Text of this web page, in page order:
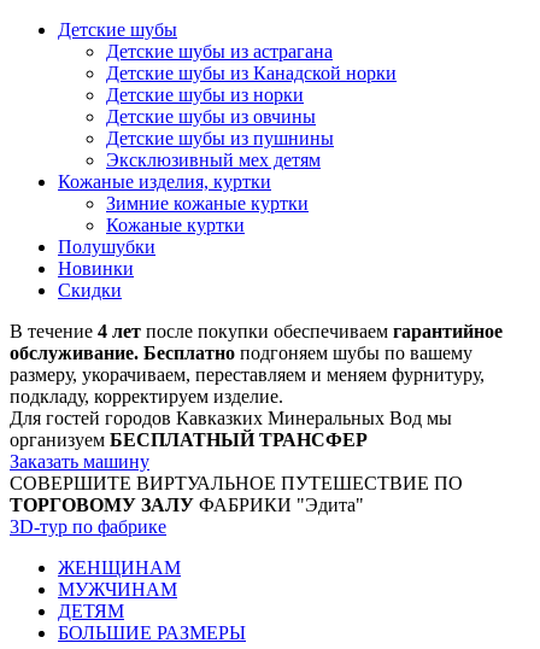
Детские шубы
Детские шубы из астрагана
Детские шубы из Канадской норки
Детские шубы из норки
Детские шубы из овчины
Детские шубы из пушнины
Эксклюзивный мех детям
Кожаные изделия, куртки
Зимние кожаные куртки
Кожаные куртки
Полушубки
Новинки
Скидки
В течение 4 лет после покупки обеспечиваем гарантийное
обслуживание. Бесплатно подгоняем шубы по вашему
размеру, укорачиваем, переставляем и меняем фурнитуру,
подкладу, корректируем изделие.
Для гостей городов Кавказких Минеральных Вод мы
организуем БЕСПЛАТНЫЙ ТРАНСФЕР
Заказать машину
СОВЕРШИТЕ ВИРТУАЛЬНОЕ ПУТЕШЕСТВИЕ ПО
ТОРГОВОМУ ЗАЛУ ФАБРИКИ "Эдита"
3D-тур по фабрике
ЖЕНЩИНАМ
МУЖЧИНАМ
ДЕТЯМ
БОЛЬШИЕ РАЗМЕРЫ